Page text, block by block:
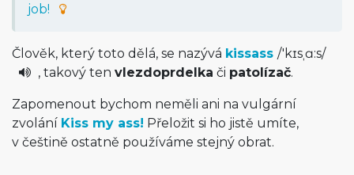
job!
Člověk, který toto dělá, se nazývá kissass /'kɪsˌɑ:s/
, takový ten vlezdoprdelka či patolízač.
Zapomenout bychom neměli ani na vulgární
zvolání Kiss my ass! Přeložit si ho jistě umíte,
v češtině ostatně používáme stejný obrat.